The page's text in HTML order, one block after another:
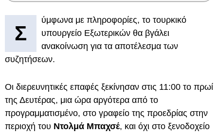
Σ
ύμφωνα με πληροφορίες, το τουρκικό
υπουργείο Εξωτερικών θα βγάλει
ανακοίνωση για τα αποτέλεσμα των
συζητήσεων.
Oι διερευνητικές επαφές ξεκίνησαν στις 11:00 το πρωί
της Δευτέρας, μια ώρα αργότερα από το
προγραμματισμένο, στο γραφείο της προεδρίας στην
περιοχή του Ντολμά Μπαχσέ, και όχι στο ξενοδοχείο